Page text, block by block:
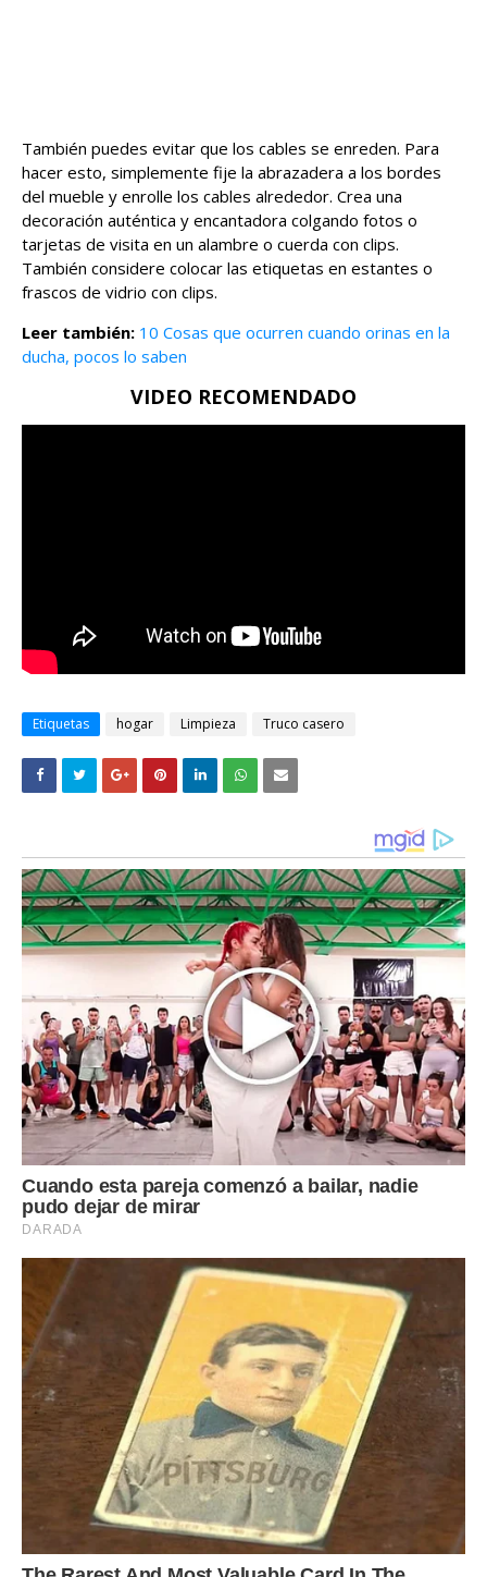
También puedes evitar que los cables se enreden. Para
hacer esto, simplemente fije la abrazadera a los bordes
del mueble y enrolle los cables alrededor. Crea una
decoración auténtica y encantadora colgando fotos o
tarjetas de visita en un alambre o cuerda con clips.
También considere colocar las etiquetas en estantes o
frascos de vidrio con clips.
Leer también: 10 Cosas que ocurren cuando orinas en la
ducha, pocos lo saben
VIDEO RECOMENDADO
Etiquetas hogar Limpieza Truco casero